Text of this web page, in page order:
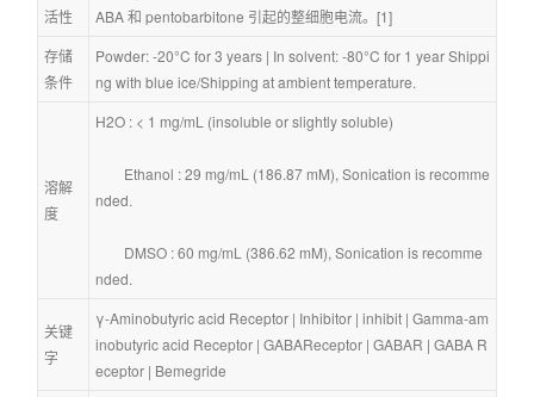
活性
ABA 和 pentobarbitone 引起的整细胞电流。[1]
存储
条件
Powder: -20°C for 3 years | In solvent: -80°C for 1 year Shippi
ng with blue ice/Shipping at ambient temperature.
溶解
度
H2O : < 1 mg/mL (insoluble or slightly soluble)
nded.
nded.
关键
字
γ-Aminobutyric acid Receptor | Inhibitor | inhibit | Gamma-am
inobutyric acid Receptor | GABAReceptor | GABAR | GABA R
eceptor | Bemegride